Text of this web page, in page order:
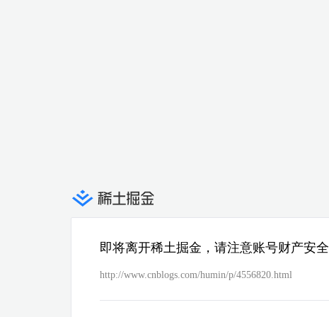
即将离开稀土掘金，请注意账号财产安全
http://www.cnblogs.com/humin/p/4556820.html